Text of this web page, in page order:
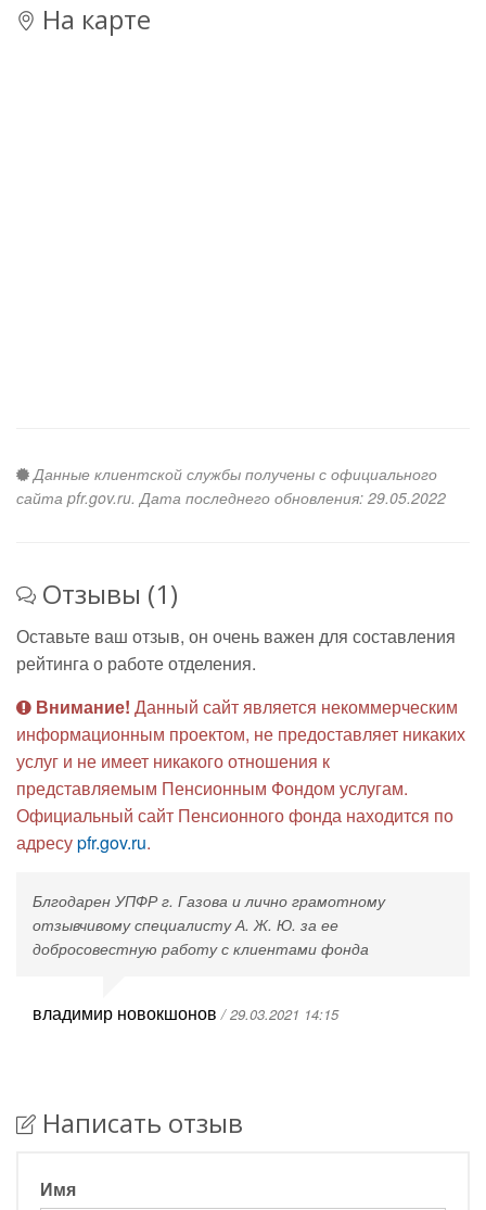
На карте
Данные клиентской службы получены с официального
сайта pfr.gov.ru. Дата последнего обновления: 29.05.2022
Отзывы (1)
Оставьте ваш отзыв, он очень важен для составления
рейтинга о работе отделения.
Внимание! Данный сайт является некоммерческим
информационным проектом, не предоставляет никаких
услуг и не имеет никакого отношения к
представляемым Пенсионным Фондом услугам.
Официальный сайт Пенсионного фонда находится по
адресуpfr.gov.ru.
Блгодарен УПФР г. Газова и лично грамотному
отзывчивому специалисту А. Ж. Ю. за ее
добросовестную работу с клиентами фонда
владимир новокшонов/ 29.03.2021 14:15
Написать отзыв
Имя